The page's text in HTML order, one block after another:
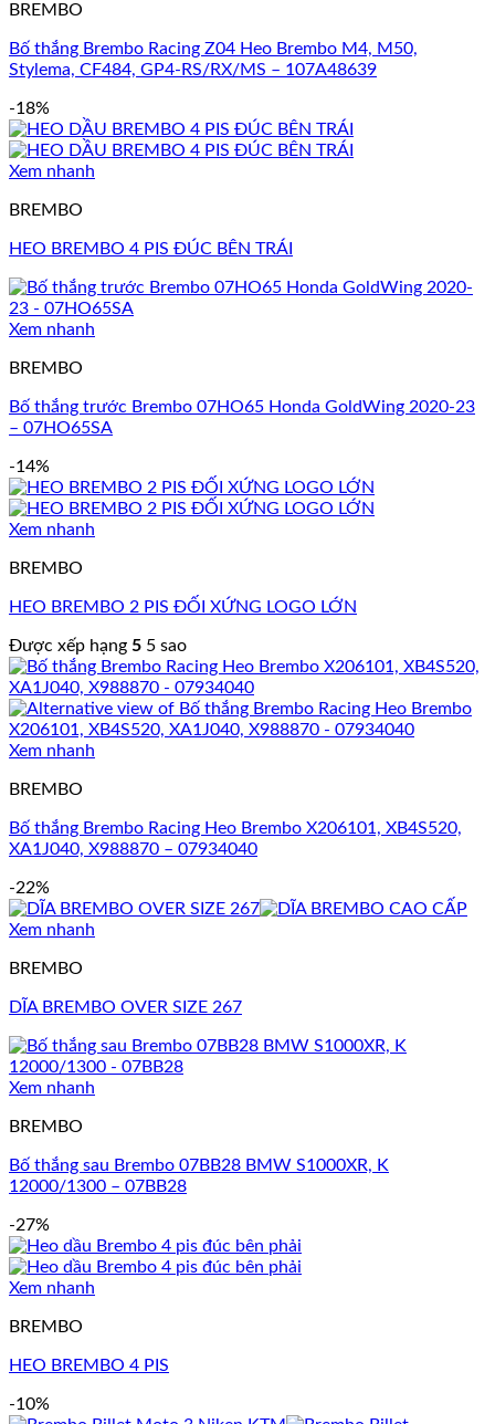
BREMBO
Bố thắng Brembo Racing Z04 Heo Brembo M4, M50,
Stylema, CF484, GP4-RS/RX/MS – 107A48639
-18%
Xem nhanh
BREMBO
HEO BREMBO 4 PIS ĐÚC BÊN TRÁI
Xem nhanh
BREMBO
Bố thắng trước Brembo 07HO65 Honda GoldWing 2020-23
– 07HO65SA
-14%
Xem nhanh
BREMBO
HEO BREMBO 2 PIS ĐỐI XỨNG LOGO LỚN
Được xếp hạng 5 5 sao
Xem nhanh
BREMBO
Bố thắng Brembo Racing Heo Brembo X206101, XB4S520,
XA1J040, X988870 – 07934040
-22%
Xem nhanh
BREMBO
DĨA BREMBO OVER SIZE 267
Xem nhanh
BREMBO
Bố thắng sau Brembo 07BB28 BMW S1000XR, K
12000/1300 – 07BB28
-27%
Xem nhanh
BREMBO
HEO BREMBO 4 PIS
-10%